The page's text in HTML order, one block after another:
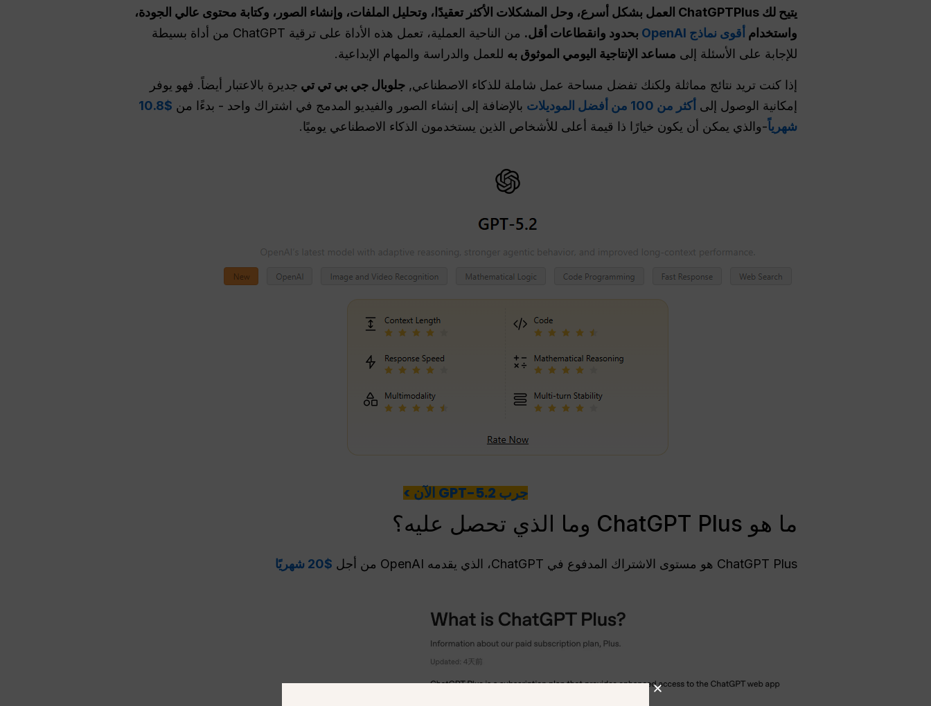
يتيح لك ChatGPTPlus العمل بشكل أسرع، وحل المشكلات الأكثر تعقيدًا، وتحليل الملفات، وإنشاء الصور، وكتابة محتوى عالي الجودة،
واستخدام أقوى نماذج OpenAI بحدود وانقطاعات أقل.
من الناحية العملية، تعمل هذه الأداة على ترقية ChatGPT من أداة بسيطة
للإجابة على الأسئلة إلى مساعد الإنتاجية اليومي الموثوق به للعمل والدراسة والمهام الإبداعية.
إذا كنت تريد نتائج مماثلة ولكنك تفضل مساحة عمل شاملة للذكاء الاصطناعي, جلوبال جي بي تي تي جديرة بالاعتبار أيضاً. فهو يوفر
إمكانية الوصول إلى أكثر من 100 من أفضل الموديلات بالإضافة إلى إنشاء الصور والفيديو المدمج في اشتراك واحد - بدءًا من
$10.8
شهرياً-والذي يمكن أن يكون خيارًا ذا قيمة أعلى للأشخاص الذين يستخدمون الذكاء الاصطناعي يوميًا.
جرب GPT-5.2 الآن >
ما هو ChatGPT Plus وما الذي تحصل عليه؟
ChatGPT Plus هو مستوى الاشتراك المدفوع في ChatGPT، الذي يقدمه OpenAI من أجل $20 شهريًا